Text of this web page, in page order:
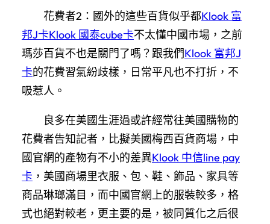
花費者2：國外的這些百貨似乎都Klook 富
邦J卡Klook 國泰cube卡不太懂中國市場，之前
瑪莎百貨不也是關門了嗎？跟我們Klook 富邦J
卡的花費習氣紛歧樣，日常平凡也不打折，不
吸惹人。
良多在美國生涯過或許經常往美國購物的
花費者告知記者，比擬美國梅西百貨商場，中
國官網的產物有不小的差異Klook 中信line pay
卡 ，美國商場里衣服、包、鞋、飾品、家具等
商品琳瑯滿目，而中國官網上的服裝較多，格
式也絕對較老，更主要的是，被同質化之后很